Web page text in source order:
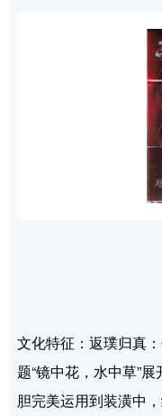
文化特征：返璞归真
题“镜中花，水中草”
胆完美运用到装潢中